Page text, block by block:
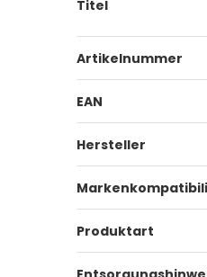
Titel
Artikelnummer
EAN
Hersteller
Produktart